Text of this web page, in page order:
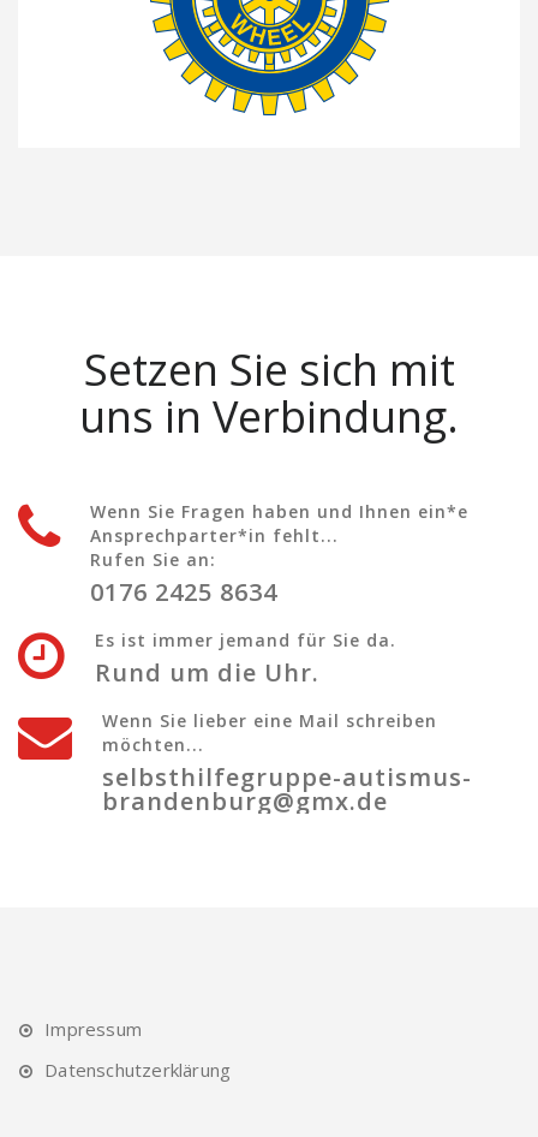
Setzen Sie sich mit
uns in Verbindung.
Wenn Sie Fragen haben und Ihnen ein*e
Ansprechparter*in fehlt...
Rufen Sie an:
0176 2425 8634
Es ist immer jemand für Sie da.
Rund um die Uhr.
Wenn Sie lieber eine Mail schreiben
möchten...
selbsthilfegruppe-autismus-
brandenburg@gmx.de
Impressum
Datenschutzerklärung